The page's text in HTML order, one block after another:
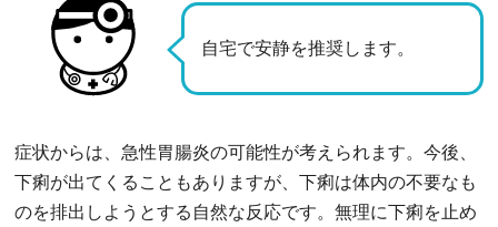
自宅で安静を推奨します。
症状からは、急性胃腸炎の可能性が考えられます。今後、
下痢が出てくることもありますが、下痢は体内の不要なも
のを排出しようとする自然な反応です。無理に下痢を止め